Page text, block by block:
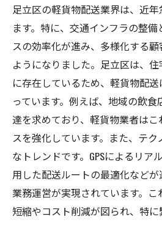
足立区の軽貨物配送業界は、近
ます。特に、交通インフラの整
スの効率化が進み、多様化する
ようになりました。足立区は、
に存在しているため、軽貨物配
っています。例えば、地域の飲
達を求めており、軽貨物業者は
スを強化しています。また、テ
なトレンドです。GPSによるリア
用した配送ルートの最適化など
業務運営が実現されています。
短縮やコスト削減が図られ、特